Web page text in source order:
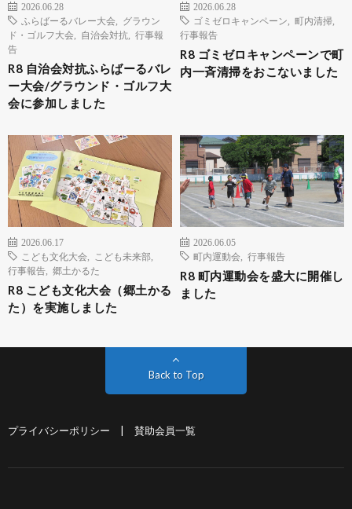
2026.06.28
ふらばーるバレー大会
グラウン
ド・ゴルフ大会
自治会対抗
行事報
告
R8 自治会対抗ふらばーるバレ
ー大会/グラウンド・ゴルフ大
会に参加しました
2026.06.28
ゴミゼロキャンペーン
町内清掃
行事報告
R8 ゴミゼロキャンペーンで町
内一斉清掃をおこないました
2026.06.17
こども文化大会
こども未来部
行事報告
郷土かるた
R8 こども文化大会（郷土かる
た）を実施しました
2026.06.05
町内運動会
行事報告
R8 町内運動会を盛大に開催し
ました
Back to Top
プライバシーポリシー 賛助会員一覧